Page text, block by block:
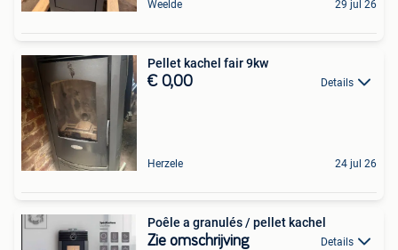
Weelde 29 jul 26
Pellet kachel fair 9kw
€ 0,00 Details
Herzele 24 jul 26
Poêle a granulés / pellet kachel
Zie omschrijving Details